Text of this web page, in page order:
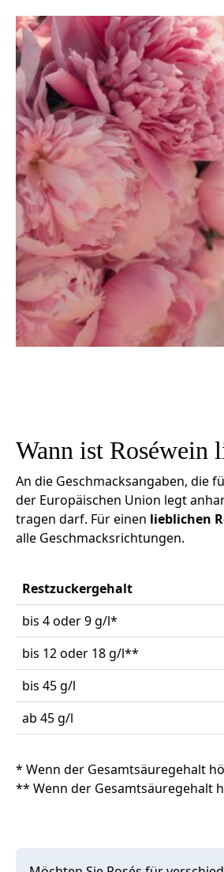
Wann ist Roséwein
An die Geschmacksangaben, die
der Europäischen Union legt
tragen darf. Für einen lieblichen
alle Geschmacksrichtungen.
Restzuckergehalt
bis 4 oder 9 g/l*
bis 12 oder 18 g/l**
bis 45 g/l
ab 45 g/l
* Wenn der Gesamtsäuregehalt
** Wenn der Gesamtsäuregehalt